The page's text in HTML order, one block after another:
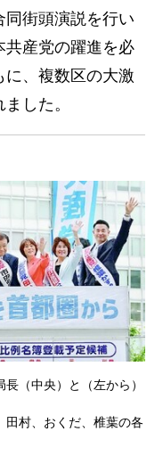
街頭演説を行い
共産党の躍進を必
、複数区の大激
した。
（中央）と（左から）
田村、おくだ、椎葉の各